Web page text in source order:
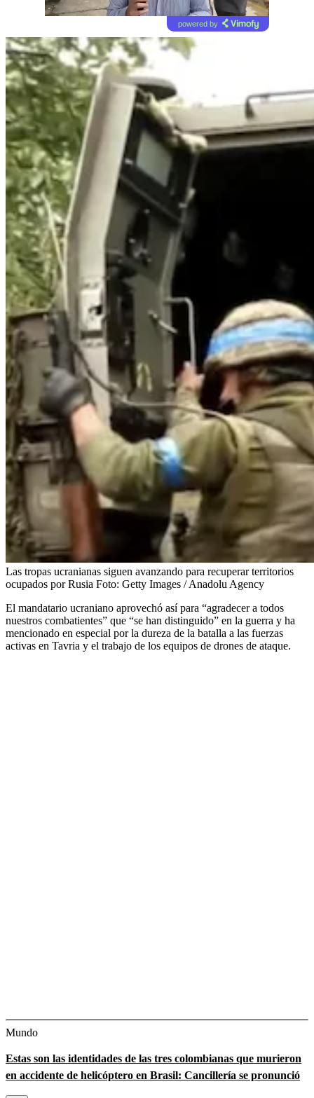
powered by
Las tropas ucranianas siguen avanzando para recuperar territorios
ocupados por Rusia Foto: Getty Images / Anadolu Agency
El mandatario ucraniano aprovechó así para “agradecer a todos
nuestros combatientes” que “se han distinguido” en la guerra y ha
mencionado en especial por la dureza de la batalla a las fuerzas
activas en Tavria y el trabajo de los equipos de drones de ataque.
Mundo
Estas son las identidades de las tres colombianas que murieron
en accidente de helicóptero en Brasil: Cancillería se pronunció